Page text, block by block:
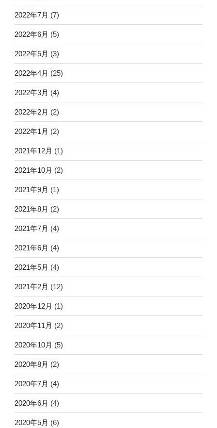
2022年7月 (7)
2022年6月 (5)
2022年5月 (3)
2022年4月 (25)
2022年3月 (4)
2022年2月 (2)
2022年1月 (2)
2021年12月 (1)
2021年10月 (2)
2021年9月 (1)
2021年8月 (2)
2021年7月 (4)
2021年6月 (4)
2021年5月 (4)
2021年2月 (12)
2020年12月 (1)
2020年11月 (2)
2020年10月 (5)
2020年8月 (2)
2020年7月 (4)
2020年6月 (4)
2020年5月 (6)